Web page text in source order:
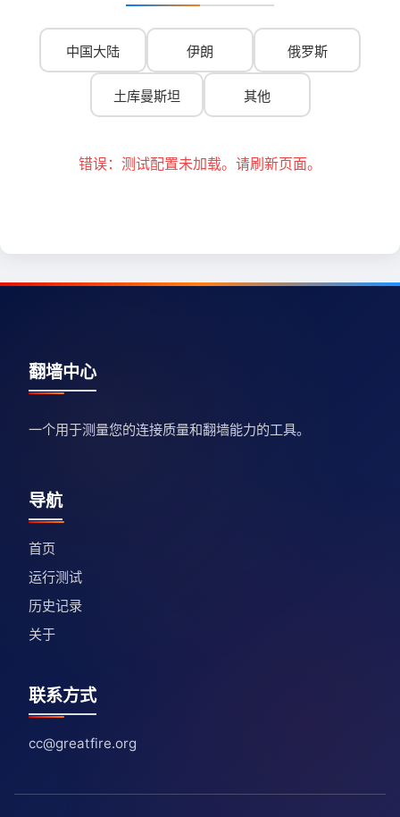
中国大陆 伊朗 俄罗斯
土库曼斯坦 其他
错误：测试配置未加载。请刷新页面。
翻墙中心
一个用于测量您的连接质量和翻墙能力的工具。
导航
首页
运行测试
历史记录
关于
联系方式
cc@greatfire.org